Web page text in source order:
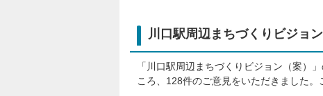
川口駅周辺まちづくりビジョ
「川口駅周辺まちづくりビジョン（案）
ころ、128件のご意見をいただきました。